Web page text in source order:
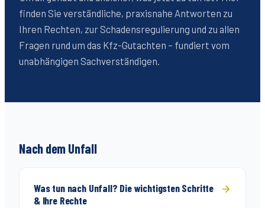
finden Sie verständliche, praxisnahe Antworten zu
Ihren Rechten, zur Schadensregulierung und zu allen
Fragen rund um das Kfz-Gutachten – fundiert vom
unabhängigen Sachverständigen.
Nach dem Unfall
Was tun nach Unfall? Die wichtigsten Schritte
& Ihre Rechte